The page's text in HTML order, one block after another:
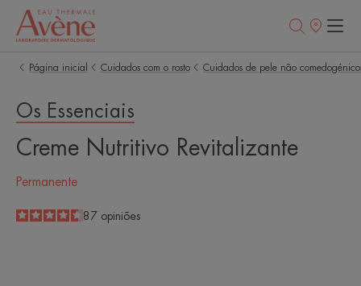
Pontos
Página inicial
Cuidados com o rosto Cuidados de pele não
Os Essenciais
Creme Nutritivo Revitalizante
Permanente
4.6
/
5
87 opiniões